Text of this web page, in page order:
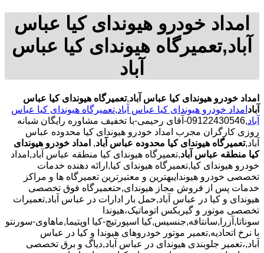
امداد خودرو هیوندای کیا عباس
آباد,تعمیرگاه هیوندای کیا عباس
آباد
امداد خودرو هیوندای کیا عباس آباد,تعمیرگاه هیوندای کیا عباس
آباد امداد خودرو هیوندای کیا عباس آباد,تعمیرگاه هیوندای کیا عباس
آباد
,09122430546-آقای رحیمی-با تخفیف مشاوره رایگان شبانه
روزی کارگران مجرب امداد خودرو هیوندای کیا محدوده عباس
آباد,تعمیرگاه هیوندای کیا محدوده عباس آباد, امداد خودرو هیوندای
کیا منطقه عباس آباد,تعمیرگاه هیوندای کیا منطقه عباس آباد,امداد
خودرو هیوندای کیا,تعمیرگاه هیوندای کیا,ارائه دهنده خدمات
تخصصی خودرو هیوندایبهترین و معتبرترین تعمیرگاه ها و مراکز
خدمات پس از فروش مجاز هیوندای,حتعمیرگاه فوق تخصصی
هیوندای و کیا در عباس آباد,حمل بار ادارات در عباس آباد,تعمیرات
تخصصی موتور و گیربکس اتوماتیک،هیوندا
سوناتا,آزرا,سانتافه,جنسیس,کیا اسپورتیچ-کیا اوپتیما‌,ماهاوی-سورنتو
با نرخ اتحادیه,تعمیر موتور خودروهای هیوندا و کیا در عباس
آباد,،تعمیر جلوبندی هیوندای در عباس آباد,دیاگ و برق تخصصی